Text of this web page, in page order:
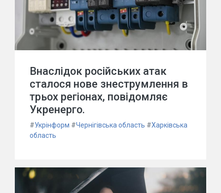
Внаслідок російських атак
сталося нове знеструмлення в
трьох регіонах, повідомляє
Укренерго.
#Укрінформ #Чернігівська область #Харківська
область